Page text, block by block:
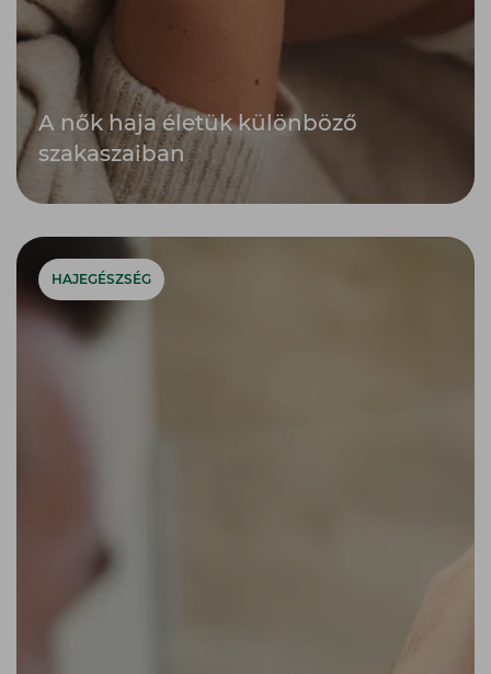
A nők haja életük különböző
szakaszaiban
HAJEGÉSZSÉG